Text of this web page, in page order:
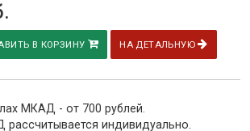
В КОРЗИНУ НА ДЕТАЛЬНУЮ
МКАД - от 700 рублей.
индивидуально.